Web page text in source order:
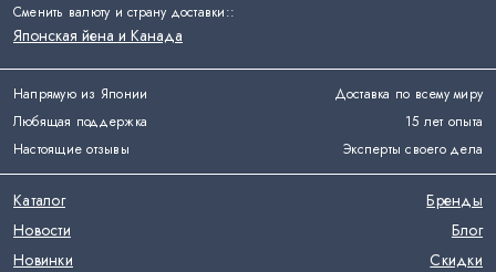
Напрямую из Японии
Доставка по всему миру
Любящая поддержка
15 лет опыта
Настоящие отзывы
Эксперты своего дела
Каталог
Бренды
Новости
Блог
Новинки
Скидки
Сменить валюту и страну доставки::
Японская йена и Канада